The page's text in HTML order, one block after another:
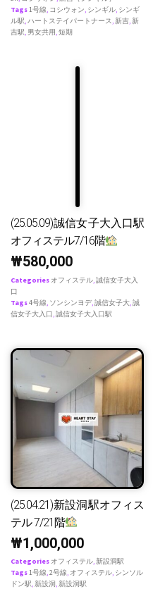
Tags1号線, コシウォン, シンギル, シンギ
ル駅,ハートステイパートナース,新吉,新
吉駅, 男女共用,短期
(25.05.09)誠信女子大入口駅
オフィステル7/16階
₩580,000
Categories オフィステル 誠信女子大入
口
Tags4号線 ソンシンヨデ 誠信女子大 誠
信女子大入口 誠信女子大入口駅
(25.04.21)新設洞駅オフィス
テル 7/21階
₩1,000,000
Categories オフィステル,新設洞駅
Tags1号線,2号線, オフィステル, シンソル
ドン駅,新設洞,新設洞駅